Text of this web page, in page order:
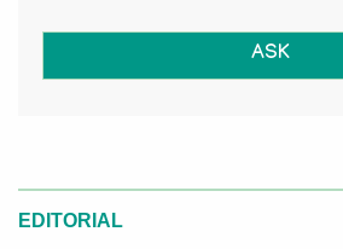
ASK
EDITORIAL